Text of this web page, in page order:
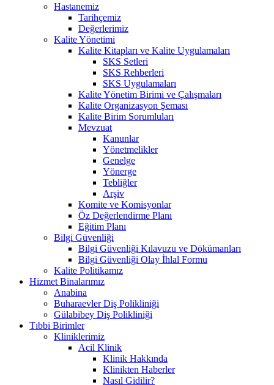
Hastanemiz
Tarihçemiz
Değerlerimiz
Kalite Yönetimi
Kalite Kitapları ve Kalite Uygulamaları
SKS Setleri
SKS Rehberleri
SKS Uygulamaları
Kalite Yönetim Birimi ve Çalışmaları
Kalite Organizasyon Şeması
Kalite Birim Sorumluları
Mevzuat
Kanunlar
Yönetmelikler
Genelge
Yönerge
Tebliğler
Arşiv
Komite ve Komisyonlar
Öz Değerlendirme Planı
Eğitim Planı
Bilgi Güvenliği
Bilgi Güvenliği Kılavuzu ve Dökümanları
Bilgi Güvenliği Olay İhlal Formu
Kalite Politikamız
Hizmet Binalarımız
Anabina
Buharaevler Diş Polikliniği
Gülabibey Diş Polikliniği
Tıbbi Birimler
Kliniklerimiz
Acil Klinik
Klinik Hakkında
Klinikten Haberler
Nasıl Gidilir?